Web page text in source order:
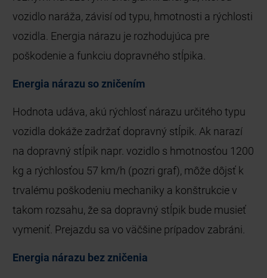
vozidlo naráža, závisí od typu, hmotnosti a rýchlosti
vozidla. Energia nárazu je rozhodujúca pre
poškodenie a funkciu dopravného stĺpika.
Energia nárazu so zničením
Hodnota udáva, akú rýchlosť nárazu určitého typu
vozidla dokáže zadržať dopravný stĺpik. Ak narazí
na dopravný stĺpik napr. vozidlo s hmotnosťou 1200
kg a rýchlosťou 57 km/h (pozri graf), môže dôjsť k
trvalému poškodeniu mechaniky a konštrukcie v
takom rozsahu, že sa dopravný stĺpik bude musieť
vymeniť. Prejazdu sa vo väčšine prípadov zabráni.
Energia nárazu bez zničenia